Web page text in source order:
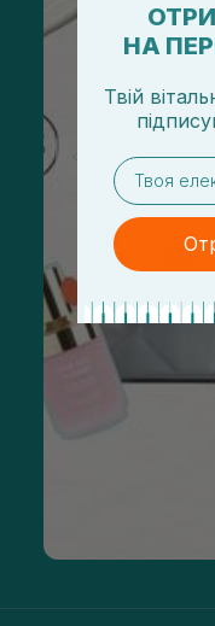
НА
Твій
email